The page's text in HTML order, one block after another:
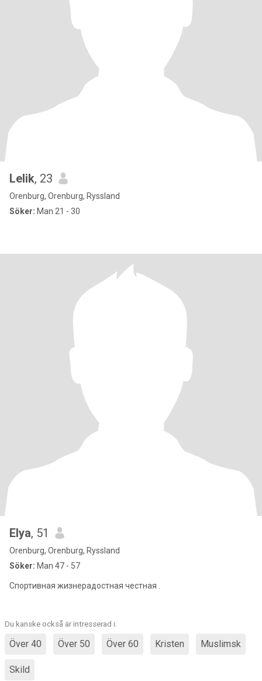
Lelik, 23
Orenburg, Orenburg, Ryssland
Söker: Man 21 - 30
Elya, 51
Orenburg, Orenburg, Ryssland
Söker: Man 47 - 57
Du kanske också är intresserad i:
Över 40 Över 50 Över 60 Kristen Muslimsk
Skild